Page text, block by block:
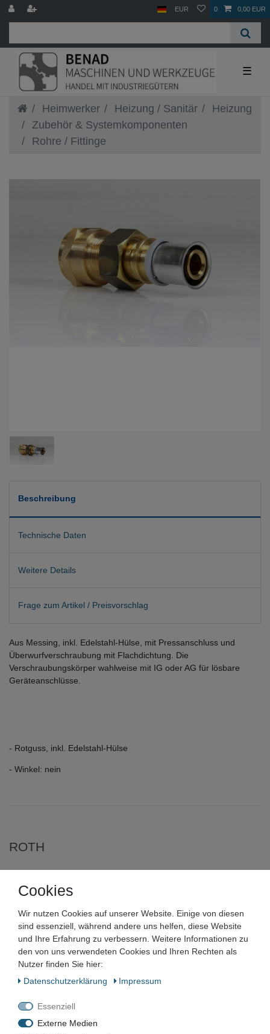
EUR 0 0,00 EUR
☰
Heimwerker Heizung / Sanitär
Heizung
Zubehör & Systemkomponenten
Rohre / Fittinge
Beschreibung
Technische Daten
Weitere Details
Frage zum Artikel / Preisvorschlag
Aus Messing, inkl. Edelstahl-Hülse, mit Pressanschluss und
Überwurfverschraubung mit Flachdichtung. Die
Verschraubungskörper wahlweise mit IG oder AG für lösbare
Geräteanschlüsse.
- Rotguss, inkl. Edelstahl-Hülse
- Winkel: nein
ROTH
IG 20 mm x 1"IG Rotguss
1115005394
Artikelnummer:
Cookies
Wir nutzen Cookies auf unserer Website. Einige von diesen
sind essenziell, während andere uns helfen, diese Website
und Ihre Erfahrung zu verbessern. Weitere Informationen zu
den von uns verwendeten Cookies und Ihren Rechten als
Nutzer finden Sie hier:
Daten­schutz­erklärung
Impressum
Essenziell
Externe Medien